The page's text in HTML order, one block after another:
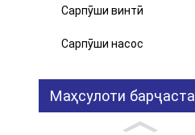
Сарпӯши винтӣ
Сарпӯши насос
Маҳсулоти барҷаста